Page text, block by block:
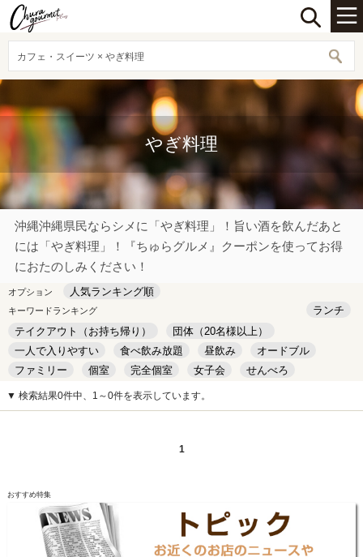
カフェ・スイーツ × やぎ料理
やぎ料理
沖縄沖縄県民ならシメに「やぎ料理」！旨い酒を飲んだあと
には「やぎ料理」！『ちゅらグルメ』クーポンを使ってお得
におたのしみください！
オプション 人気ランキング順
キーワードランキング
ランチ
テイクアウト（お持ち帰り）
団体（20名様以上）
一人で入りやすい
食べ飲み放題 昼飲み
オードブル
ファミリー
個室 完全個室 女子会
せんべろ
キッズルーム
安い デート
▼ 検索結果0件中、1～0件を表示しています。
1
おすすめ特集